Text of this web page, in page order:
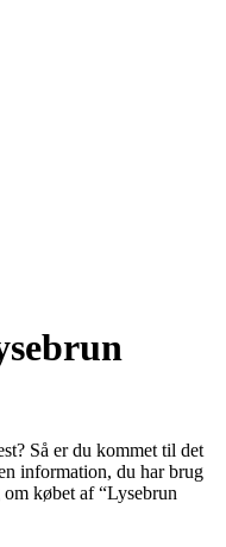
Så er du kommet til det
information, du har brug
købet af “Lysebrun